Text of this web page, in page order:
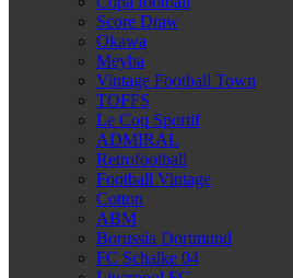
Score Draw
Okawa
Meyba
Vintage Football Town
TOFFS
Le Coq Sportif
ADMIRAL
Retrofootball
Football Vintage
Cotton
ABM
Borussia Dortmund
FC Schalke 04